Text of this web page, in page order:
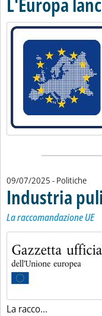
Lista allegati
09/07/2025 - Politiche
Industria
La raccomandazione UE
La racco...